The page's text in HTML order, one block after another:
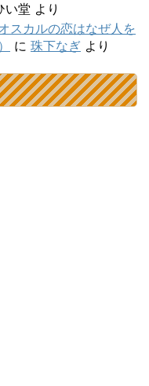
い堂 より
スカルの恋はなぜ人を
に 珠下なぎ より